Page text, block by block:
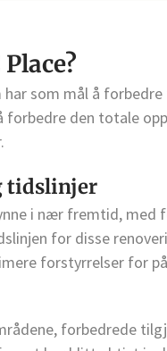
som mål å
den totale
tidslinjer
i nær fremtid, med
for disse
forstyrrelser for
forbedrede